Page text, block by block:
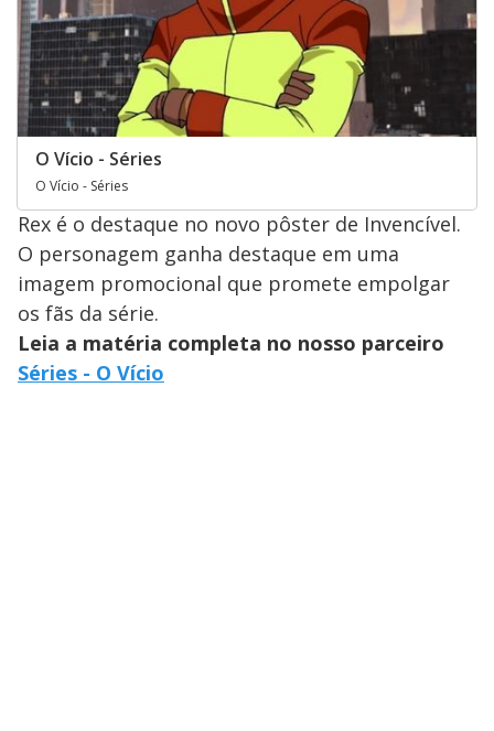
O Vício - Séries
O Vício - Séries
Rex é o destaque no novo pôster de Invencível.
O personagem ganha destaque em uma
imagem promocional que promete empolgar
os fãs da série.
Leia a matéria completa no nosso parceiro
Séries - O Vício